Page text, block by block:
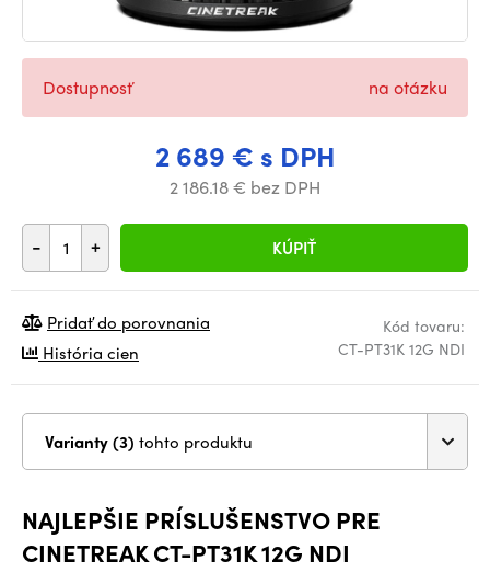
2 689 € s DPH
2 186.18 € bez DPH
- + KÚPIŤ
Dostupnosť na otázku
Kód tovaru:
CT-PT31K 12G NDI
Pridať do porovnania
História cien
Varianty (3) tohto produktu
NAJLEPŠIE PRÍSLUŠENSTVO PRE
CINETREAK CT-PT31K 12G NDI